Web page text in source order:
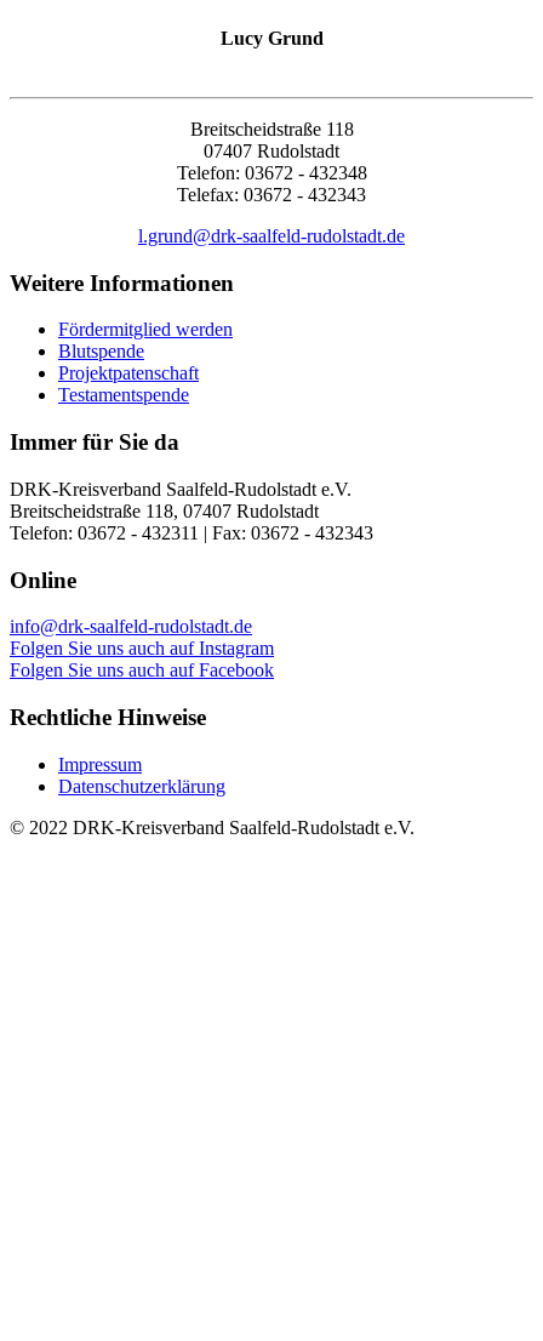
Lucy Grund
Breitscheidstraße 118
07407 Rudolstadt
Telefon: 03672 - 432348
Telefax: 03672 - 432343
l.grund@drk-saalfeld-rudolstadt.de
Weitere Informationen
Fördermitglied werden
Blutspende
Projektpatenschaft
Testamentspende
Immer für Sie da
DRK-Kreisverband Saalfeld-Rudolstadt e.V.
Breitscheidstraße 118, 07407 Rudolstadt
Telefon: 03672 - 432311 | Fax: 03672 - 432343
Online
info@drk-saalfeld-rudolstadt.de
Folgen Sie uns auch auf Instagram
Folgen Sie uns auch auf Facebook
Rechtliche Hinweise
Impressum
Datenschutzerklärung
© 2022 DRK-Kreisverband Saalfeld-Rudolstadt e.V.